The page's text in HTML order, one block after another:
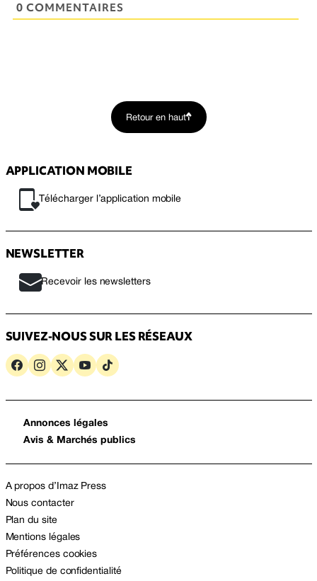
0 COMMENTAIRES
Retour en haut
APPLICATION MOBILE
Télécharger l’application mobile
NEWSLETTER
Recevoir les newsletters
SUIVEZ-NOUS SUR LES RÉSEAUX
Annonces légales
Avis & Marchés publics
A propos d’Imaz Press
Nous contacter
Plan du site
Mentions légales
Préférences cookies
Politique de confidentialité